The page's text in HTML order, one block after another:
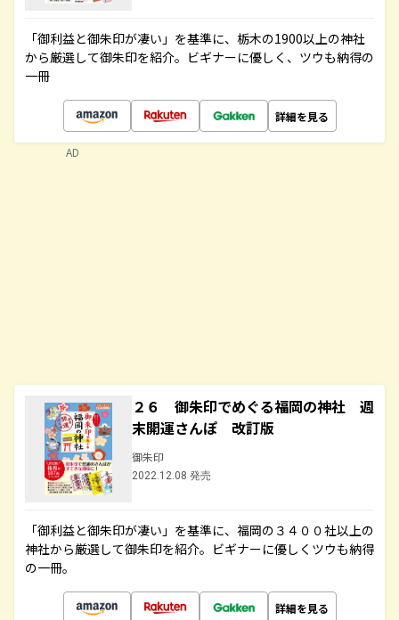
「御利益と御朱印が凄い」を基準に、栃木の1900以上の神社
から厳選して御朱印を紹介。ビギナーに優しく、ツウも納得の
一冊
詳細を見る
２６ 御朱印でめぐる福岡の神社 週
末開運さんぽ 改訂版
御朱印
2022.12.08 発売
「御利益と御朱印が凄い」を基準に、福岡の３４００社以上の
神社から厳選して御朱印を紹介。ビギナーに優しくツウも納得
の一冊。
詳細を見る
AD